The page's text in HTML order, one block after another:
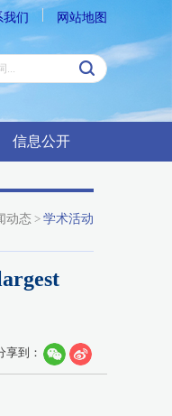
我们 网站地图
信息公开
动态 > 学术活动
享到：